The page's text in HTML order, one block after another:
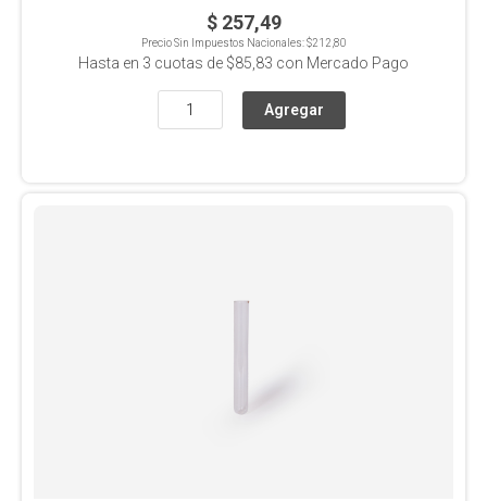
$ 257,49
Precio Sin Impuestos Nacionales:$212,80
Hasta en 3 cuotas de $85,83 con Mercado Pago